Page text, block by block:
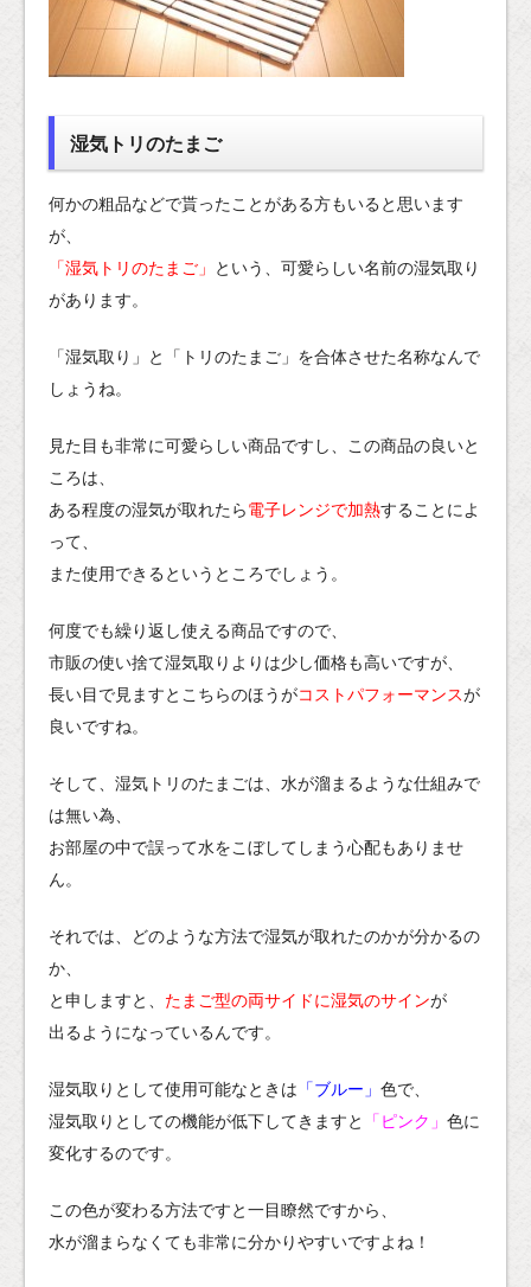
湿気トリのたまご
何かの粗品などで貰ったことがある方もいると思います
が、
「湿気トリのたまご」
という、可愛らしい名前の湿気取り
があります。
「湿気取り」と「トリのたまご」を合体させた名称なんで
しょうね。
見た目も非常に可愛らしい商品ですし、この商品の良いと
ころは、
ある程度の湿気が取れたら電子レンジで加熱することによ
って、
また使用できるというところでしょう。
何度でも繰り返し使える商品ですので、
市販の使い捨て湿気取りよりは少し価格も高いですが、
長い目で見ますとこちらのほうがコストパフォーマンスが
良いですね。
そして、湿気トリのたまごは、水が溜まるような仕組みで
は無い為、
お部屋の中で誤って水をこぼしてしまう心配もありませ
ん。
それでは、どのような方法で湿気が取れたのかが分かるの
か、
と申しますと、 たまご型の両サイドに湿気のサインが
出るようになっているんです。
湿気取りとして使用可能なときは 「ブルー」 色で、
湿気取りとしての機能が低下してきますと
「ピンク」 色に
変化するのです。
この色が変わる方法ですと一目瞭然ですから、
水が溜まらなくても非常に分かりやすいですよね！